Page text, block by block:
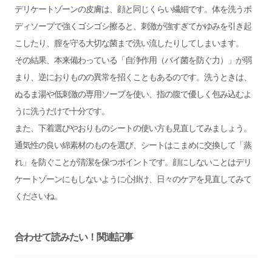
デリケートゾーンの皮膚は、顔と同じくらい繊細です。体を洗うボ
ディソープで強くゴシゴシ擦ると、刺激が強すぎてかゆみを引き起
こしたり、膣を守る大切な菌まで洗い流したりしてしまいます。
その結果、本来備わっている「自浄作用（バイ菌を防ぐ力）」が弱
まり、逆におりものの異常を招くこともあるのです。洗うときは、
ぬるま湯や低刺激の専用ソープを使い、指の腹で優しく包み込むよ
うに洗うだけで十分です。
また、下着選びやおりものシートの使い方も見直してみましょう。
通気性の良い綿素材のものを選び、シートはこまめに交換して「蒸
れ」を防ぐことが清潔を保つポイントです。顔にしないことはデリ
ケートゾーンにもしないように心掛け、日々のケアを見直してみて
くださいね。
合わせて読みたい！関連記事